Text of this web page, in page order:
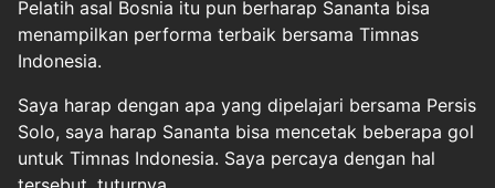
Pelatih asal Bosnia itu pun berharap Sananta bisa
menampilkan performa terbaik bersama Timnas
Indonesia.
Saya harap dengan apa yang dipelajari bersama Persis
Solo, saya harap Sananta bisa mencetak beberapa gol
untuk Timnas Indonesia. Saya percaya dengan hal